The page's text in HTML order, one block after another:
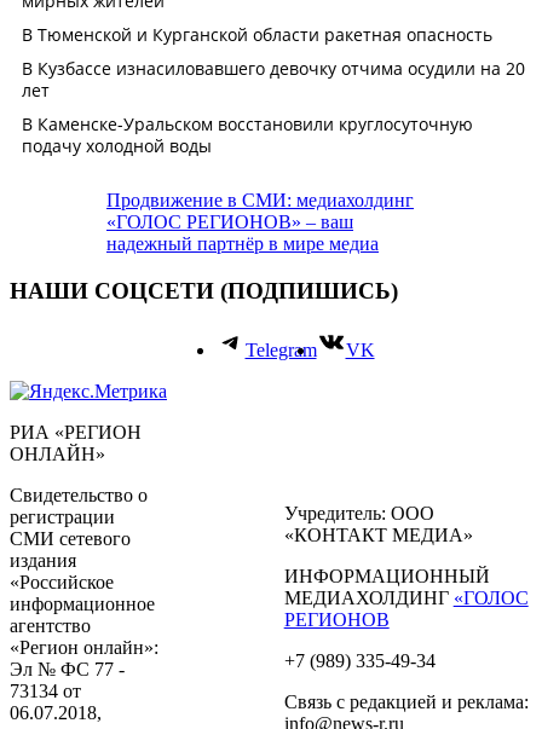
Продвижение в СМИ: медиахолдинг
«ГОЛОС РЕГИОНОВ» – ваш
надежный партнёр в мире медиа
НАШИ СОЦСЕТИ (ПОДПИШИСЬ)
Telegram VK
РИА «РЕГИОН
ОНЛАЙН»
Свидетельство о
регистрации
СМИ сетевого
издания
«Российское
информационное
агентство
«Регион онлайн»:
Эл № ФС 77 -
73134 от
06.07.2018,
Учредитель: ООО
«КОНТАКТ МЕДИА»
ИНФОРМАЦИОННЫЙ
МЕДИАХОЛДИНГ «ГОЛОС
РЕГИОНОВ
+7 (989) 335-49-34
Связь с редакцией и реклама:
info@news-r.ru